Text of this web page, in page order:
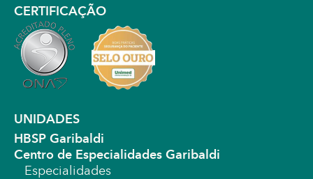
CERTIFICAÇÃO
UNIDADES
HBSP Garibaldi
Centro de Especialidades Garibaldi
Especialidades